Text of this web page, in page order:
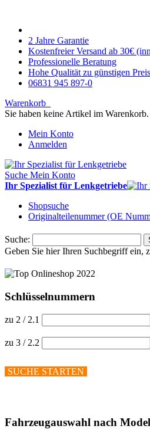
2 Jahre Garantie
Kostenfreier Versand ab 30€
Professionelle Beratung
Hohe Qualität zu günstigen
06831 945 897-0
Warenkorb
Sie haben keine Artikel im Warenkorb.
Mein Konto
Anmelden
Suche Mein Konto
Ihr Spezialist für Lenkgetriebe
Shopsuche
Originalteilenummer (OE
Suche:
Geben Sie hier Ihren Suchbegriff ein,
Schlüsselnummern
zu 2 / 2.1
zu 3 / 2.2
SUCHE STARTEN
Fahrzeugauswahl nach